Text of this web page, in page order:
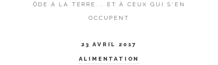
ÔDE À LA TERRE... ET À CEUX QUI S'EN
OCCUPENT
23 AVRIL 2017
ALIMENTATION